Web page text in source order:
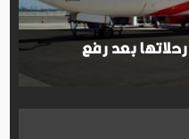
بعد رفع